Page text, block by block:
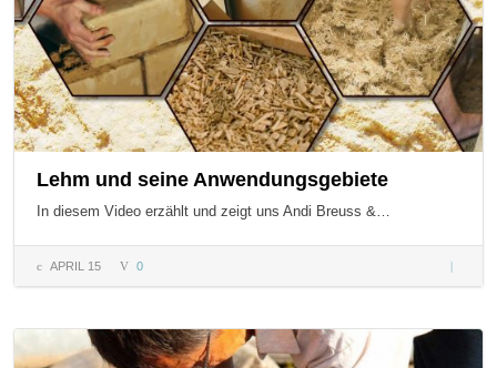
Lehm und seine Anwendungsgebiete
In diesem Video erzählt und zeigt uns Andi Breuss &…
APRIL 15 0